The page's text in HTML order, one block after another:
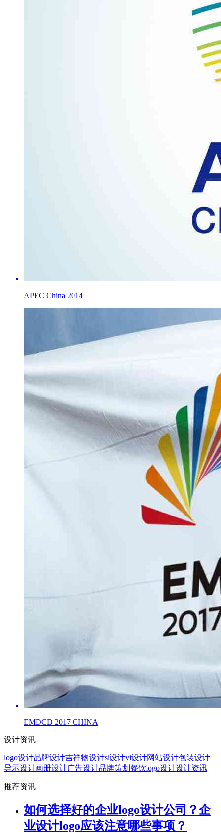
APEC China 2014
EMDCD 2017 CHINA
设计资讯
logo设计品牌设计吉祥物设计si设计vi设计网站设计包装设计
导示设计画册设计广告设计品牌策划 餐饮logo设计设计资讯
推荐资讯
如何选择好的企业logo设计公司？企
业设计logo应该注意哪些事项？